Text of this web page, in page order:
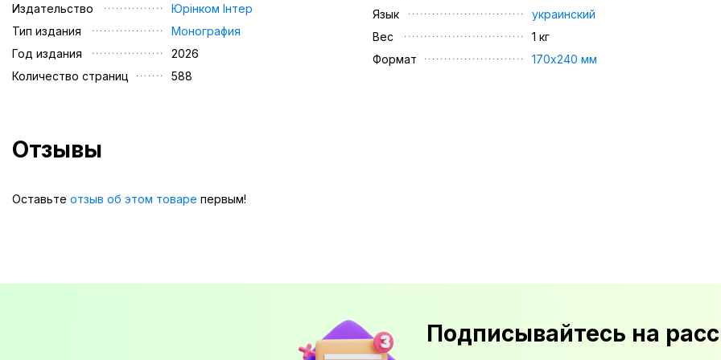
Издательство
Юрінком Iнтер
Тип издания
Монография
Год издания
2026
Количество страниц
588
Язык
украинский
Вес
1 кг
Формат
170х240 мм
Отзывы
Оставьте отзыв об этом товаре первым!
Подписывайтесь на